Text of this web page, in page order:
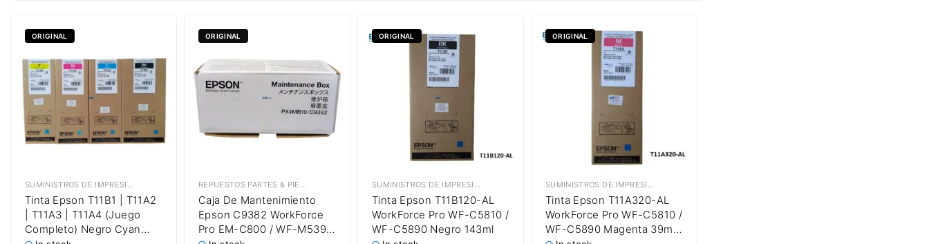
ORIGINAL
SUMINISTROS DE IMPRESIÓN TINTAS EPSON
Tinta Epson T11B1 | T11A2
| T11A3 | T11A4 (Juego
Completo) Negro Cyan
ORIGINAL
REPUESTOS PARTES & PIEZAS CAJAS DE MANTENIMIENTO
Caja De Mantenimiento
Epson C9382 WorkForce
Pro EM-C800 / WF-M5399
ORIGINAL
SUMINISTROS DE IMPRESIÓN TINTAS EPSON
Tinta Epson T11B120-AL
WorkForce Pro WF-C5810 /
WF-C5890 Negro 143ml
ORIGINAL
SUMINISTROS DE IMPRESIÓN
Tinta Epson T11A320-AL
WorkForce Pro WF-C5810 /
WF-C5890 Magenta 39ml